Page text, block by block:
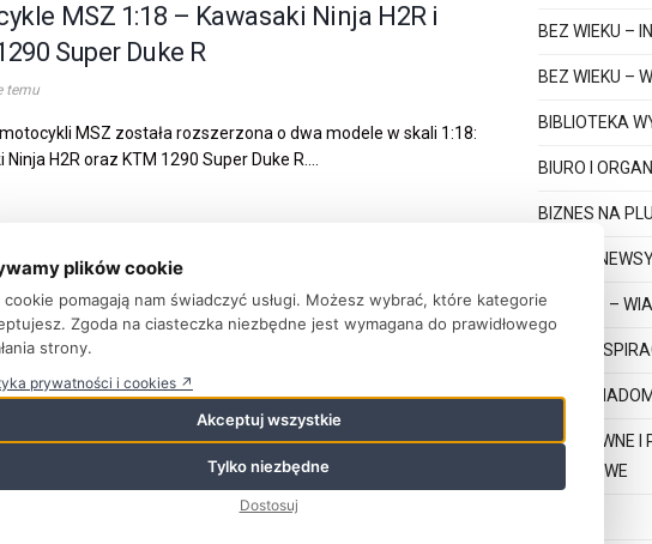
MSZ 1:18 – Kawasaki Ninja H2R i
Super Duke R
temu
MSZ została rozszerzona o dwa modele w skali 1:18:
Ninja H2R oraz KTM 1290 Super Duke R....
Kapibary – pluszowa kolekcja w
20–66 cm
temu
kolekcję pluszowych kapibar w czterech wariantach z
szalik, torebka, donut i kwiatek. Produkt obejmuje szeroki
BEZ WIEKU –
BEZ WIEKU –
BIBLIOTEKA
BIURO I
BIZNES NA
BIZNES
DZIECKO –
GRY –
GRY –
KREATYWNE I
ZAKUPOWE
plików cookie
cookie pomagają nam świadczyć usługi. Możesz wybrać, które kategorie
Zgoda na ciasteczka niezbędne jest wymagana do prawidłowego
strony.
prywatności i cookies ↗
Akceptuj wszystkie
Tylko niezbędne
Dostosuj